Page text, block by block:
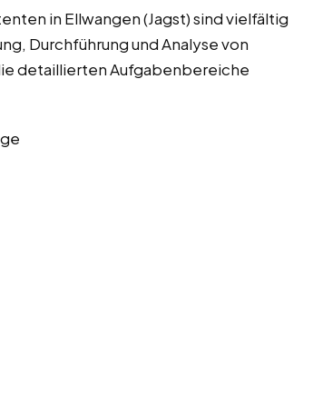
in Ellwangen (Jagst) sind vielfältig
Durchführung und Analyse von
detaillierten Aufgabenbereiche